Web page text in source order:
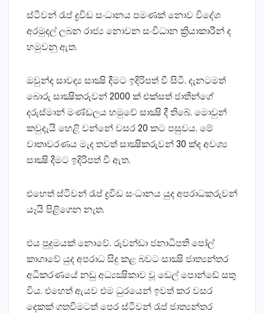
ස්‌ටීවන් රැප් ද්‍රවිඩ සංධානය පමණක්‌ නොව විදේශ
අරමුදල් ලබන රාජ්‍ය නොවන සංවිධාන ක්‍රියාකාරීන් ද
හමුවනු ඇත.
ඔවුන්ද සාවද්‍ය සාක්‍ෂි දීමට ඉදිරිපත් වී සිටී. දැනටමත්
බොරු සාක්‍ෂිකරුවන් 2000 ක්‌ එක්‌සත් ජාතීන්ගේ
දරුස්‌මාන් මණ්‌ඩලය හමුවේ සාක්‍ෂි දී තිබේ. මොවුන්
කවුදැයි හෙළි වන්නේ වසර 20 කට පසුවය. මේ
වාතාවරණය මැද තවත් සාක්‍ෂිකරුවන් 30 ක්‌ද අවශ්‍ය
සාක්‍ෂි දීමට ඉදිරිපත් වී ඇත.
එහෙත් ස්‌ටීවන් රැප් ද්‍රවිඩ සංධානය යුද අපරාධකරුවන්
යෑයි පිළිගෙන නැත.
එය පුදුමයක්‌ නොවේ. රුවන්ඩා ජනාධිපති පෝල්
කාගාවේ යුද අපරාධ සිදු කළ බවට සාක්‍ෂි ජාත්‍යන්තර
අධිකරණයේ නඩු අධ්‍යක්‍ෂිකාව වූ ඩෙල් පොන්ඩේ සතු
විය. එහෙත් ඇයව එම ධුරයෙන් ඉවත් කර වසර
දෙකක්‌ ගතවීමටත් පෙර ස්‌ටීවන් රැප් ජාත්‍යන්තර